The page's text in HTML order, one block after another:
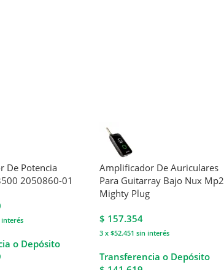
De Potencia
2050860-01
o Depósito
Amplificador De Auriculares
Para Guitarray Bajo Nux Mp2
Mighty Plug
$ 157.354
3 x $52.451 sin interés
Transferencia o Depósito